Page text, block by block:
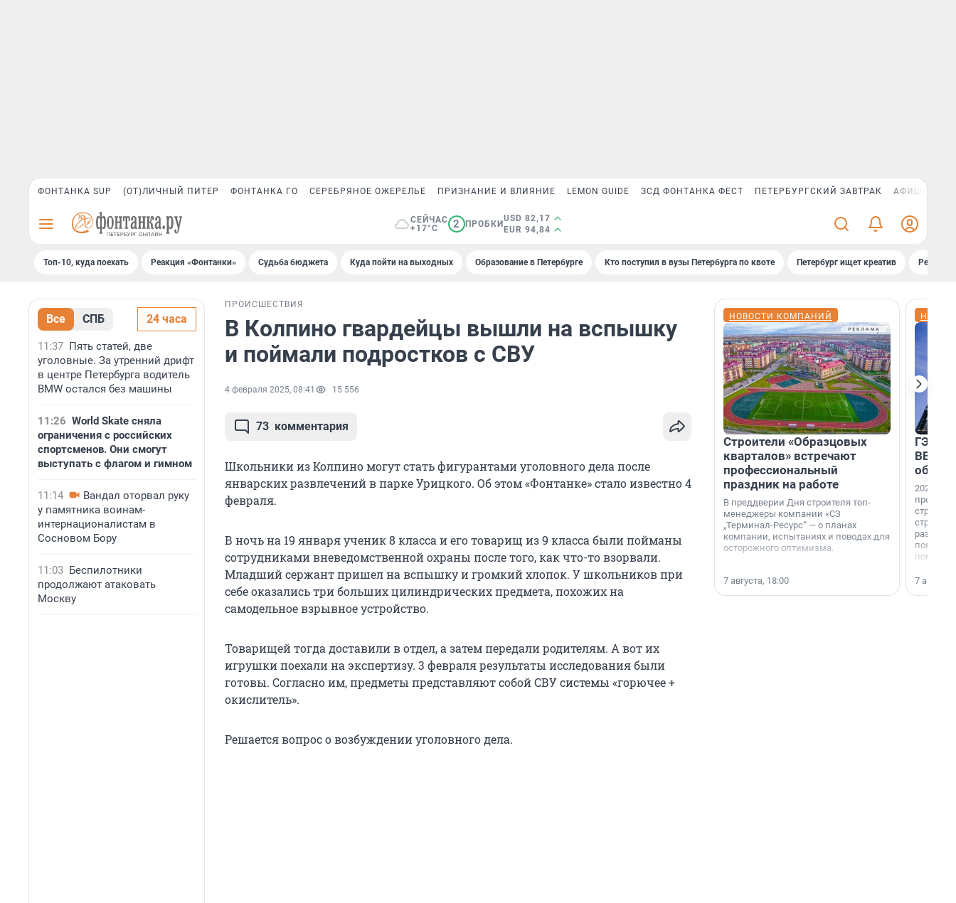
ФОНТАНКА SUP (ОТ)ЛИЧНЫЙ ПИТЕР ФОНТАНКА ГО СЕРЕБРЯНОЕ ОЖЕРЕЛЬЕ ПРИЗНАНИЕ И ВЛИЯНИЕ LEMON GUIDE ЗСД ФОНТАНКА ФЕСТ ПЕТЕРБУРГСКИЙ ЗАВТРАК АФИША PLUS
СЕЙЧАС
+17°C
2 ПРОБКИ
USD 82,17
EUR 94,84
Топ-10, куда поехать Реакция «Фонтанки» Судьба бюджета Куда пойти на выходных Образование в Петербурге Кто поступил в вузы Петербурга по квоте Петербург ищет креатив
Все СПБ 24 часа
11:37 Пять статей, две
уголовные. За утренний дрифт
в центре Петербурга водитель
BMW остался без машины
11:26 World Skate сняла
ограничения с российских
спортсменов. Они смогут
выступать с флагом и гимном
11:14
Вандал оторвал руку
у памятника воинам-
интернационалистам в
Сосновом Бору
11:03 Беспилотники
продолжают атаковать
Москву
ПРОИСШЕСТВИЯ
В Колпино гвардейцы вышли на вспышку
и поймали подростков с СВУ
4 февраля 2025, 08:41 15 556
73 комментария
Школьники из Колпино могут стать фигурантами уголовного дела после
январских развлечений в парке Урицкого. Об этом «Фонтанке» стало известно 4
февраля.
В ночь на 19 января ученик 8 класса и его товарищ из 9 класса были пойманы
сотрудниками вневедомственной охраны после того, как что-то взорвали.
Младший сержант пришел на вспышку и громкий хлопок. У школьников при
себе оказались три больших цилиндрических предмета, похожих на
самодельное взрывное устройство.
Товарищей тогда доставили в отдел, а затем передали родителям. А вот их
игрушки поехали на экспертизу. 3 февраля результаты исследования были
готовы. Согласно им, предметы представляют собой СВУ системы «горючее +
окислитель».
Решается вопрос о возбуждении уголовного дела.
НОВОСТИ КОМПАНИЙ
Строители «Образцовых
кварталов» встречают
профессиональный
праздник на работе
В преддверии Дня строителя топ-
менеджеры компании «СЗ
„Терминал-Ресурс“ — о планах
компании, испытаниях и поводах для
осторожного оптимизма.
7 августа, 18:00
ГЭС,
ВВП: в
об
2026-й —
раз. В
7